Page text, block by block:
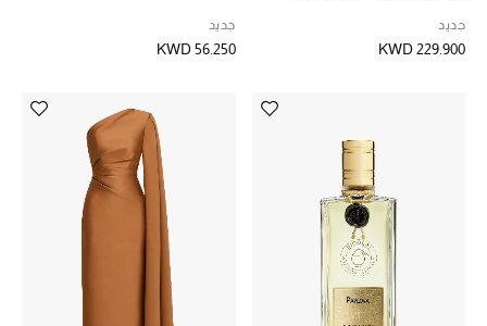
أحذية النسائية
أحذية للأطفال
أبرز المصممين
والمموج
جديد
KWD 229.900
جديد
KWD 56.250